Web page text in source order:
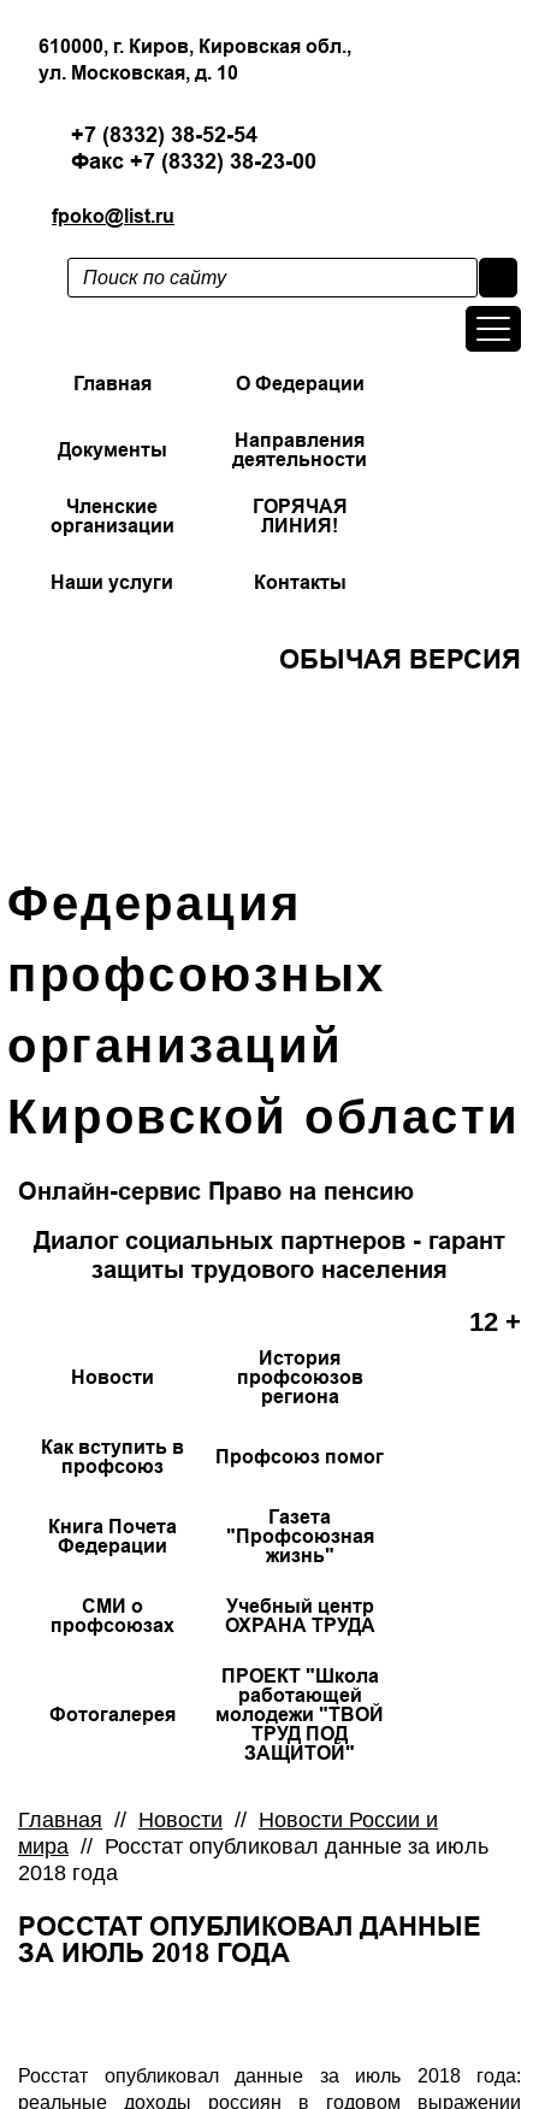
610000, г. Киров, Кировская обл.,
ул. Московская, д. 10
+7 (8332) 38-52-54
Факс +7 (8332) 38-23-00
fpoko@list.ru
Главная О Федерации
Документы
Направления
деятельности
Членские
организации
ГОРЯЧАЯ
ЛИНИЯ!
Наши услуги Контакты
ОБЫЧАЯ ВЕРСИЯ
Федерация
профсоюзных
организаций
Кировской области
Онлайн-сервис Право на пенсию
Диалог социальных партнеров - гарант
защиты трудового населения
12 +
Новости
История
профсоюзов
региона
Как вступить в
профсоюз
Профсоюз помог
Книга Почета
Федерации
Газета
"Профсоюзная
жизнь"
СМИ о
профсоюзах
Учебный центр
ОХРАНА ТРУДА
Фотогалерея
ПРОЕКТ "Школа
работающей
молодежи "ТВОЙ
ТРУД ПОД
ЗАЩИТОЙ"
Главная // Новости // Новости России и
мира // Росстат опубликовал данные за июль
2018 года
РОССТАТ ОПУБЛИКОВАЛ ДАННЫЕ
ЗА ИЮЛЬ 2018 ГОДА
Росстат опубликовал данные за июль 2018 года:
реальные доходы россиян в годовом выражении